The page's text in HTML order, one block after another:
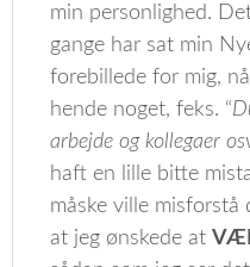
min personlighed.
gange har sat min
forebillede for mig,
hende noget, feks. “
arbejde og kollegaer
haft en lille bitte
måske ville
at jeg ønskede at